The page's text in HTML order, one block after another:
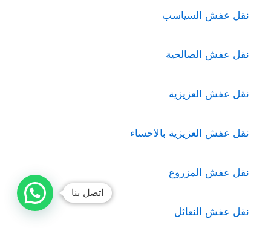
نقل عفش السياسب
نقل عفش الصالحية
نقل عفش العزيزية
نقل عفش العزيزية بالاحساء
نقل عفش المزروع
نقل عفش النعاثل
اتصل بنا